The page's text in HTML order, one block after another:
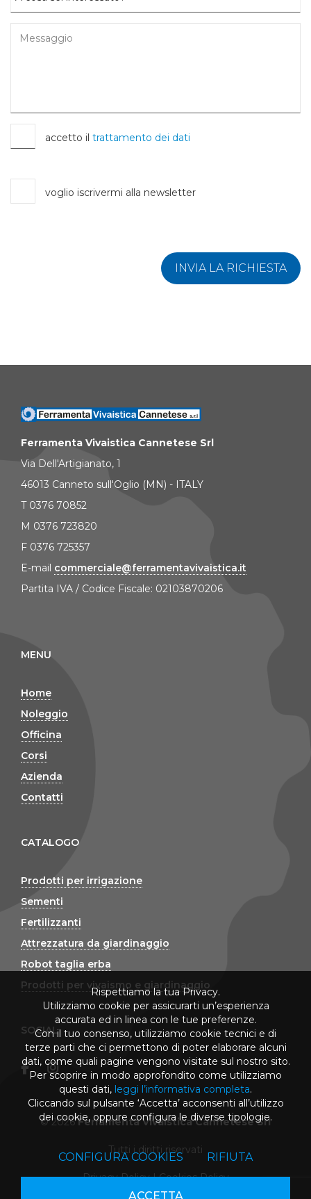
accetto il trattamento dei dati
voglio iscrivermi alla newsletter
INVIA LA RICHIESTA
Ferramenta Vivaistica Cannetese Srl
Via Dell'Artigianato, 1
46013 Canneto sull'Oglio (MN) - ITALY
T 0376 70852
M 0376 723820
F 0376 725357
E-mail commerciale@ferramentavivaistica.it
Partita IVA / Codice Fiscale: 02103870206
MENU
Home
Noleggio
Officina
Corsi
Azienda
Contatti
CATALOGO
Prodotti per irrigazione
Sementi
Fertilizzanti
Attrezzatura da giardinaggio
Robot taglia erba
Prodotti per vivaismo e giardinaggio
SOCIAL
© 2026Ferramenta Vivaistica Cannetese Srl
Tutti i diritti riservati
Privacy Policy|Cookies Policy
Rispettiamo la tua Privacy.
Utilizziamo cookie per assicurarti un’esperienza
accurata ed in linea con le tue preferenze.
Con il tuo consenso, utilizziamo cookie tecnici e di
terze parti che ci permettono di poter elaborare alcuni
dati, come quali pagine vengono visitate sul nostro sito.
Per scoprire in modo approfondito come utilizziamo
questi dati, leggi l’informativa completa.
Cliccando sul pulsante ‘Accetta’ acconsenti all’utilizzo
dei cookie, oppure configura le diverse tipologie.
CONFIGURA COOKIES RIFIUTA
ACCETTA